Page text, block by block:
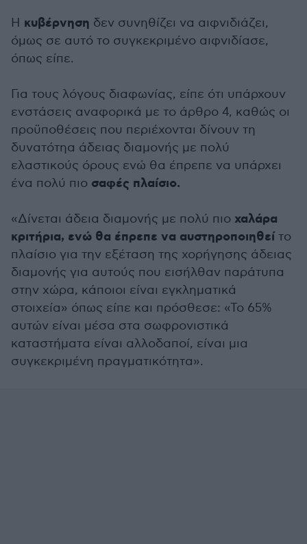
Η κυβέρνηση δεν συνηθίζει να αιφνιδιάζει,
όμως σε αυτό το συγκεκριμένο αιφνιδίασε,
όπως είπε.
Για τους λόγους διαφωνίας, είπε ότι υπάρχουν
ενστάσεις αναφορικά με το άρθρο 4, καθώς οι
προϋποθέσεις που περιέχονται δίνουν τη
δυνατότηα άδειας διαμονής με πολύ
ελαστικούς όρους ενώ θα έπρεπε να υπάρχει
ένα πολύ πιο σαφές πλαίσιο.
«Δίνεται άδεια διαμονής με πολύ πιο χαλάρα
κριτήρια, ενώ θα έπρεπε να αυστηροποιηθείτο
πλαίσιο για την εξέταση της χορήγησης άδειας
διαμονής για αυτούς που εισήλθαν παράτυπα
στην χώρα, κάποιοι είναι εγκληματικά
στοιχεία» όπως είπε και πρόσθεσε: «Το 65%
αυτών είναι μέσα στα σωφρονιστικά
καταστήματα είναι αλλοδαποί, είναι μια
συγκεκριμένη πραγματικότητα».